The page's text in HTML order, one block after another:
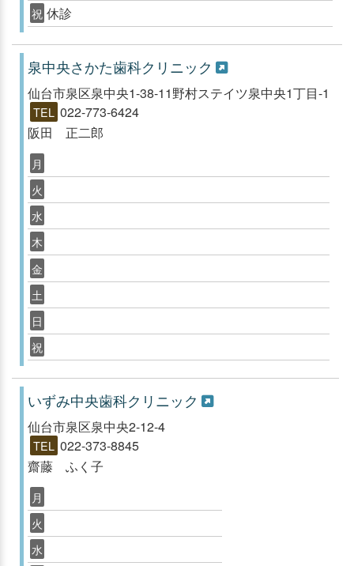
祝 休診
泉中央さかた歯科クリニック
仙台市泉区泉中央1-38-11野村ステイツ泉中央1丁目-1
TEL 022-773-6424
阪田 正二郎
月
火
水
木
金
土
日
祝
いずみ中央歯科クリニック
仙台市泉区泉中央2-12-4
TEL 022-373-8845
齋藤 ふく子
月
火
水